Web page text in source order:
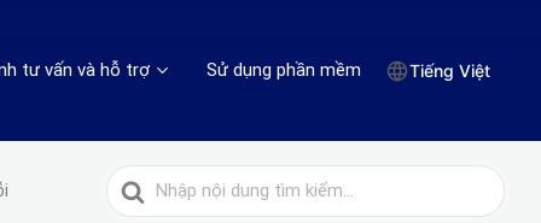
tư vấn và hỗ trợ Sử dụng phần mềm Tiếng Việt
Tìm
kiếm